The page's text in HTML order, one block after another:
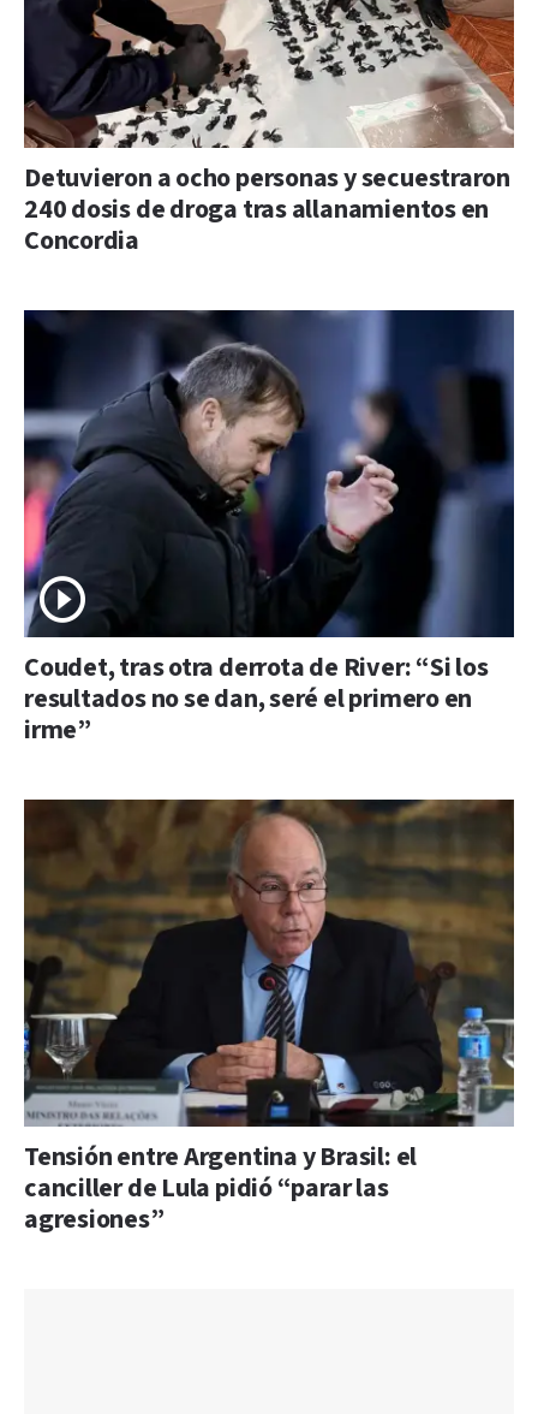
Detuvieron a ocho personas y secuestraron
240 dosis de droga tras allanamientos en
Concordia
Coudet, tras otra derrota de River: “Si los
resultados no se dan, seré el primero en
irme”
Tensión entre Argentina y Brasil: el
canciller de Lula pidió “parar las
agresiones”